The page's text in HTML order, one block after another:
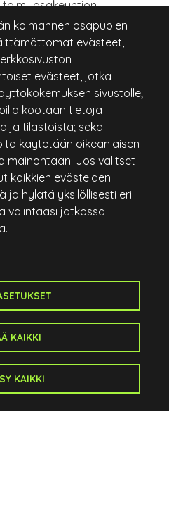
kolmannen osapuolen
evästeet,
evästeet, jotka
sivustolle;
kootaan tietoja
ja tilastoista; sekä
käytetään oikeanlaisen
mainontaan. Jos valitset
kaikkien evästeiden
ja hylätä yksilöllisesti eri
valintaasi jatkossa
KAIKKI
KAIKKI
toimii osakeyhtiön